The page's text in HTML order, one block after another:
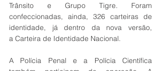
Trânsito e Grupo Tigre. Foram
confeccionadas, ainda, 326 carteiras de
identidade, já dentro da nova versão,
a Carteira de Identidade Nacional.
A Polícia Penal e a Polícia Científica